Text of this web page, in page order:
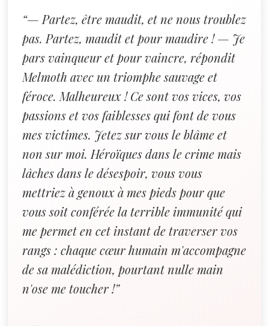
“— Partez, être maudit, et ne nous troublez
pas. Partez, maudit et pour maudire ! — Je
pars vainqueur et pour vaincre, répondit
Melmoth avec un triomphe sauvage et
féroce. Malheureux ! Ce sont vos vices, vos
passions et vos faiblesses qui font de vous
mes victimes. Jetez sur vous le blâme et
non sur moi. Héroïques dans le crime mais
lâches dans le désespoir, vous vous
mettriez à genoux à mes pieds pour que
vous soit conférée la terrible immunité qui
me permet en cet instant de traverser vos
rangs : chaque cœur humain m'accompagne
de sa malédiction, pourtant nulle main
n'ose me toucher !”